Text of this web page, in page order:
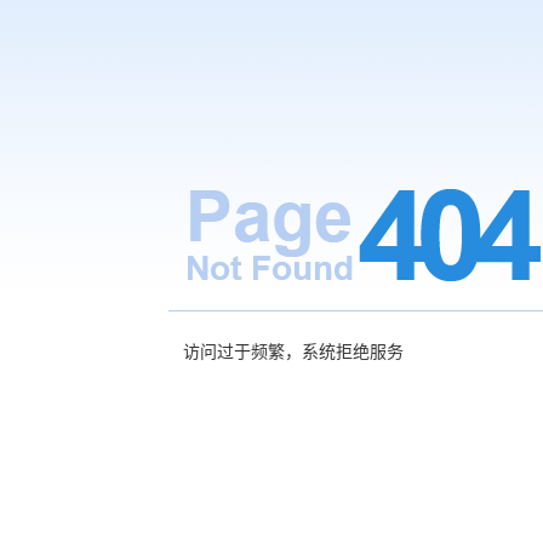
访问过于频繁，系统拒绝服务